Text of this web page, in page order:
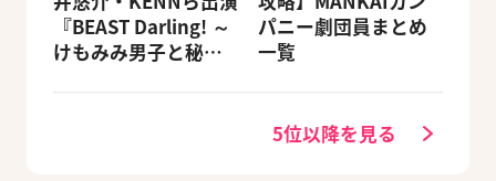
『BEAST Darling! ～
けもみみ男子と秘密
パニー劇団員まとめ
一覧
5位以降を見る